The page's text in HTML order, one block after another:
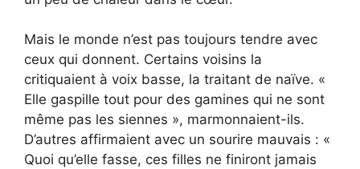
Mais le monde n’est pas toujours tendre avec
ceux qui donnent. Certains voisins la
critiquaient à voix basse, la traitant de naïve. «
Elle gaspille tout pour des gamines qui ne sont
même pas les siennes », marmonnaient-ils.
D’autres affirmaient avec un sourire mauvais : «
Quoi qu’elle fasse, ces filles ne finiront jamais